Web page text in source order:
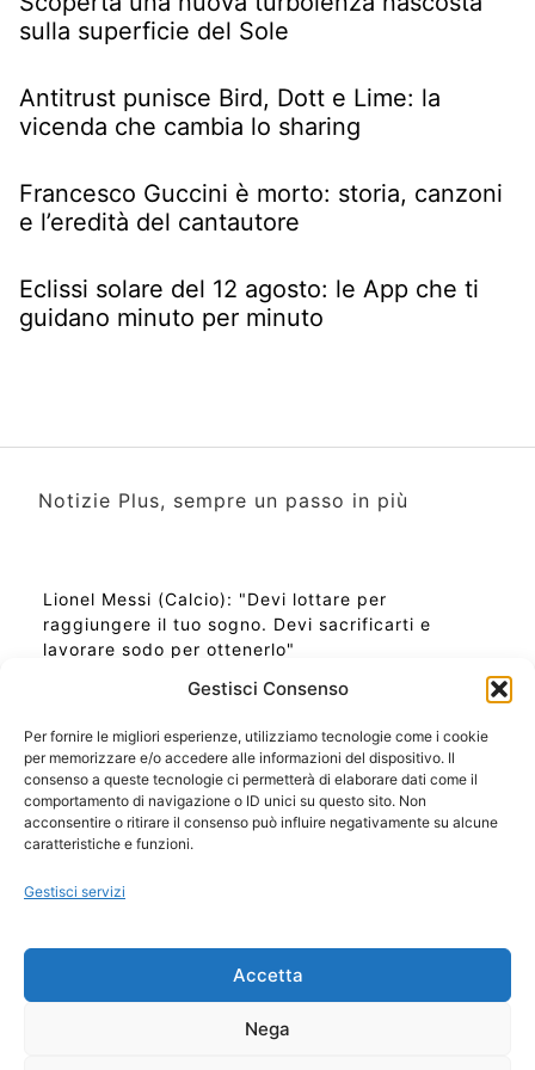
Gestisci Consenso
Per fornire le migliori esperienze, utilizziamo tecnologie come i cookie
per memorizzare e/o accedere alle informazioni del dispositivo. Il
consenso a queste tecnologie ci permetterà di elaborare dati come il
comportamento di navigazione o ID unici su questo sito. Non
acconsentire o ritirare il consenso può influire negativamente su alcune
caratteristiche e funzioni.
Gestisci servizi
Accetta
Nega
sulla superficie del Sole
Antitrust punisce Bird, Dott e Lime: la
vicenda che cambia lo sharing
Francesco Guccini è morto: storia, canzoni
e l’eredità del cantautore
Eclissi solare del 12 agosto: le App che ti
guidano minuto per minuto
Notizie Plus, sempre un passo in più
Lionel Messi (Calcio): "Devi lottare per
raggiungere il tuo sogno. Devi sacrificarti e
lavorare sodo per ottenerlo"
Ora Esatta in Italia in questo momento
Ti Senti Strano Ultimamente? Potrebbe Essere per
la Risonanza di Schumann
Come Sapere Se Stai Ascendendo alla Quinta
Copyright 2026 NotiziePlus.com
📰 Contenuto Umano Verificato